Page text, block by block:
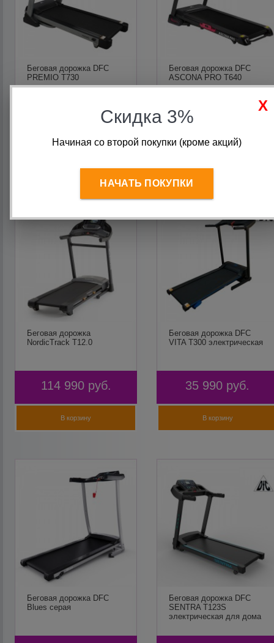
Беговая дорожка DFC
PREMIO T730
руб.
Беговая дорожка DFC
ASCONA PRO T640
67 890
Беговая дорожка
NordicTrack T12.0
114 990 руб.
В корзину
Беговая дорожка DFC
VITA T300 электрическая
35 990 руб.
В корзину
Беговая дорожка DFC
Blues серая
Беговая дорожка DFC
SENTRA T123S
электрическая для дома
Скидка 3%
Начиная со второй покупки (кроме акций)
НАЧАТЬ ПОКУПКИ